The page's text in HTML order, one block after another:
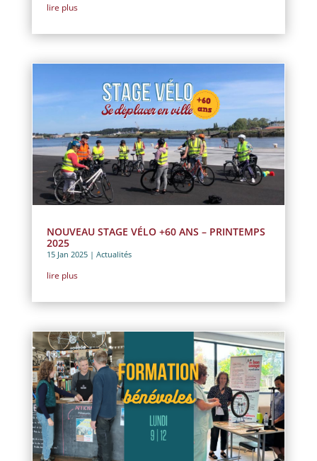
lire plus
NOUVEAU STAGE VÉLO +60 ANS – PRINTEMPS
2025
15 Jan 2025| Actualités
lire plus